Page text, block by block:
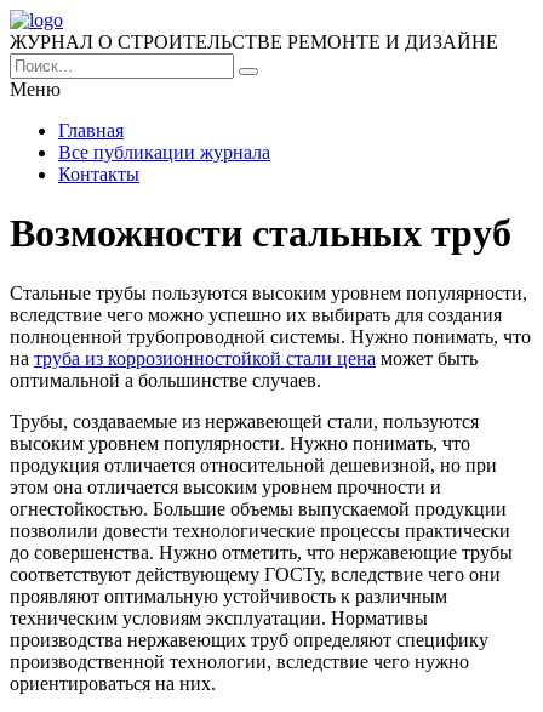
ЖУРНАЛ О СТРОИТЕЛЬСТВЕ РЕМОНТЕ И ДИЗАЙНЕ
Меню
Главная
Все публикации журнала
Контакты
Возможности стальных труб
Стальные трубы пользуются высоким уровнем популярности,
вследствие чего можно успешно их выбирать для создания
полноценной трубопроводной системы. Нужно понимать, что
на труба из коррозионностойкой стали цена может быть
оптимальной а большинстве случаев.
Трубы, создаваемые из нержавеющей стали, пользуются
высоким уровнем популярности. Нужно понимать, что
продукция отличается относительной дешевизной, но при
этом она отличается высоким уровнем прочности и
огнестойкостью. Большие объемы выпускаемой продукции
позволили довести технологические процессы практически
до совершенства. Нужно отметить, что нержавеющие трубы
соответствуют действующему ГОСТу, вследствие чего они
проявляют оптимальную устойчивость к различным
техническим условиям эксплуатации. Нормативы
производства нержавеющих труб определяют специфику
производственной технологии, вследствие чего нужно
ориентироваться на них.